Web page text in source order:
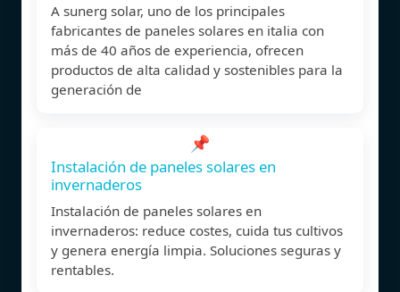
A sunerg solar, uno de los principales
fabricantes de paneles solares en italia con
más de 40 años de experiencia, ofrecen
productos de alta calidad y sostenibles para la
generación de
📌
Instalación de paneles solares en
invernaderos
Instalación de paneles solares en
invernaderos: reduce costes, cuida tus cultivos
y genera energía limpia. Soluciones seguras y
rentables.